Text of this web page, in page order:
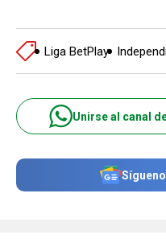
Liga BetPlay
Unirse al canal